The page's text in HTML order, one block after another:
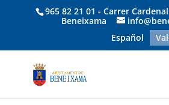
965 82 21 01 - Carrer
Beneixama
Español